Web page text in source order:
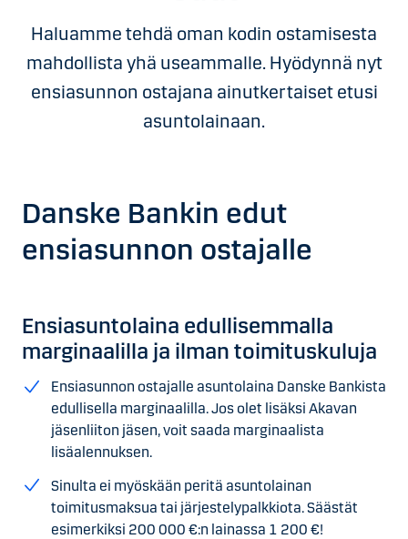
Haluamme tehdä oman kodin ostamisesta
mahdollista yhä useammalle. Hyödynnä nyt
ensiasunnon ostajana ainutkertaiset etusi
asuntolainaan.
Danske Bankin edut
ensiasunnon ostajalle
Ensiasuntolaina edullisemmalla
marginaalilla ja ilman toimituskuluja
Ensiasunnon ostajalle asuntolaina Danske Bankista
edullisella marginaalilla. Jos olet lisäksi Akavan
jäsenliiton jäsen, voit saada marginaalista
lisäalennuksen.
Sinulta ei myöskään peritä asuntolainan
toimitusmaksua tai järjestelypalkkiota. Säästät
esimerkiksi 200 000 €:n lainassa 1 200 €!